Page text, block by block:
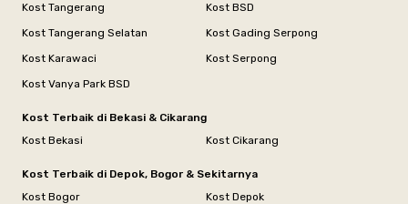
Kost Tangerang
Kost BSD
Kost Tangerang Selatan
Kost Gading Serpong
Kost Karawaci
Kost Serpong
Kost Vanya Park BSD
Kost Terbaik di Bekasi & Cikarang
Kost Bekasi
Kost Cikarang
Kost Terbaik di Depok, Bogor & Sekitarnya
Kost Bogor
Kost Depok